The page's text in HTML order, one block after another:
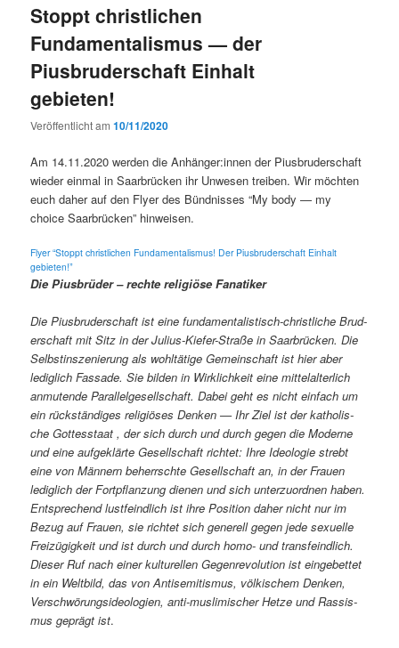
Stoppt christlichen
Fundamentalismus — der
Piusbruderschaft Einhalt
gebieten!
Veröffentlicht am10/11/2020
Am 14.11.2020 wer­den die Anhänger:innen der Pius­brud­er­schaft
wieder ein­mal in Saar­brück­en ihr Unwe­sen treiben. Wir möcht­en
euch daher auf den Fly­er des Bünd­niss­es “My body — my
choice Saar­brück­en” hinweisen.
Fly­er “Stoppt christlichen Fun­da­men­tal­is­mus! Der Pius­brud­er­schaft Ein­halt
gebieten!”
Die Pius­brüder – rechte religiöse Fanatiker
Die Pius­brud­er­schaft ist eine fun­da­men­tal­is­tisch-christliche Brud­
er­schaft mit Sitz in der Julius-Kiefer-Straße in Saar­brück­en. Die
Selb­stin­sze­nierung als wohltätige Gemein­schaft ist hier aber
lediglich Fas­sade. Sie bilden in Wirk­lichkeit eine mit­te­lal­ter­lich
anmu­tende Par­al­lelge­sellschaft. Dabei geht es nicht ein­fach um
ein rück­ständi­ges religiös­es Denken — Ihr Ziel ist der katholis­
che Gottesstaat , der sich durch und durch gegen die Mod­erne
und eine aufgek­lärte Gesellschaft richtet: Ihre Ide­olo­gie strebt
eine von Män­nern beherrschte Gesellschaft an, in der Frauen
lediglich der Fortpflanzung dienen und sich unterzuord­nen haben.
Entsprechend lust­feindlich ist ihre Posi­tion daher nicht nur im
Bezug auf Frauen, sie richtet sich generell gegen jede sex­uelle
Freizügigkeit und ist durch und durch homo- und trans­feindlich.
Dieser Ruf nach ein­er kul­turellen Gegen­rev­o­lu­tion ist einge­bet­tet
in ein Welt­bild, das von Anti­semitismus, völkischem Denken,
Ver­schwörungside­olo­gien, anti-mus­lim­is­ch­er Het­ze und Ras­sis­
mus geprägt ist.